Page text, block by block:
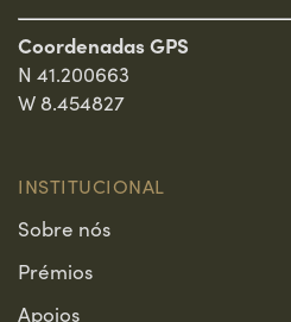
Coordenadas GPS
N 41.200663
W 8.454827
INSTITUCIONAL
Sobre nós
Prémios
Apoios